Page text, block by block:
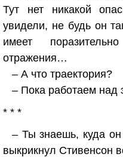
Тут нет никакой
увидели, не будь он
имеет
отражения…
– А что траектория?
– Пока работаем над
* * *
– Ты знаешь, куда
выкрикнул Стивенсон